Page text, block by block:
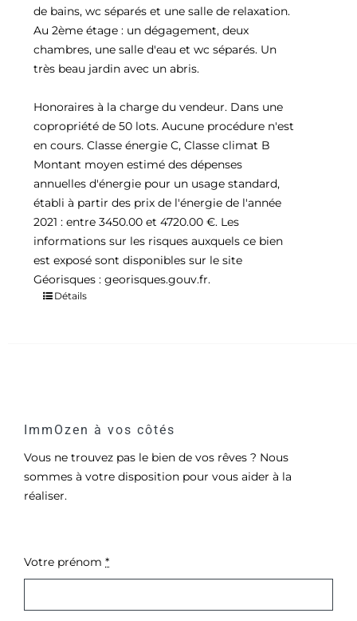
de bains, wc séparés et une salle de relaxation.
Au 2ème étage : un dégagement, deux
chambres, une salle d'eau et wc séparés. Un
très beau jardin avec un abris.
Honoraires à la charge du vendeur. Dans une
copropriété de 50 lots. Aucune procédure n'est
en cours. Classe énergie C, Classe climat B
Montant moyen estimé des dépenses
annuelles d'énergie pour un usage standard,
établi à partir des prix de l'énergie de l'année
2021 : entre 3450.00 et 4720.00 €. Les
informations sur les risques auxquels ce bien
est exposé sont disponibles sur le site
Géorisques : georisques.gouv.fr.
Détails
ImmOzen à vos côtés
Vous ne trouvez pas le bien de vos rêves ? Nous
sommes à votre disposition pour vous aider à la
réaliser.
Votre prénom *